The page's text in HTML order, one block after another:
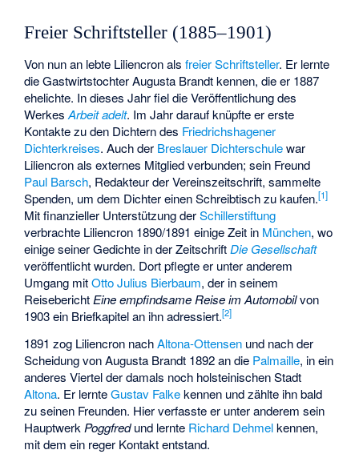
Freier Schriftsteller (1885–1901)
Von nun an lebte Liliencron alsfreier Schriftsteller. Er lernte
die Gastwirtstochter Augusta Brandt kennen, die er 1887
ehelichte. In dieses Jahr fiel die Veröffentlichung des
WerkesArbeit adelt. Im Jahr darauf knüpfte er erste
Kontakte zu den Dichtern des Friedrichshagener
Dichterkreises. Auch der Breslauer Dichterschulewar
Liliencron als externes Mitglied verbunden; sein Freund
Paul Barsch, Redakteur der Vereinszeitschrift, sammelte
Spenden, um dem Dichter einen Schreibtisch zu kaufen.[1]
Mit finanzieller Unterstützung derSchillerstiftung
verbrachte Liliencron 1890/1891 einige Zeit in München, wo
einige seiner Gedichte in der ZeitschriftDie Gesellschaft
veröffentlicht wurden. Dort pflegte er unter anderem
Umgang mitOtto Julius Bierbaum, der in seinem
Reisebericht Eine empfindsame Reise im Automobilvon
1903 ein Briefkapitel an ihn adressiert.[2]
1891 zog Liliencron nachAltona-Ottensen und nach der
Scheidung von Augusta Brandt 1892 an die Palmaille, in ein
anderes Viertel der damals noch holsteinischen Stadt
Altona. Er lernteGustav Falkekennen und zählte ihn bald
zu seinen Freunden. Hier verfasste er unter anderem sein
HauptwerkPoggfredund lernte Richard Dehmelkennen,
mit dem ein reger Kontakt entstand.